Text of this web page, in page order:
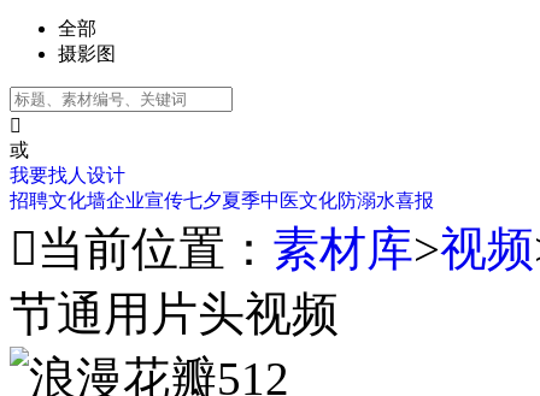
全部
摄影图

或
我要找人设计
招聘文化墙企业宣传七夕夏季中医文化防溺水喜报
当前位置： 素材库>视频
节通用片头视频